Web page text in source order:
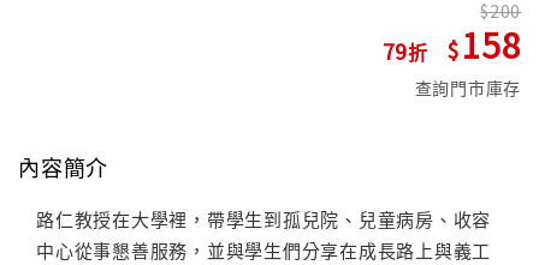
79
200
158
查詢門市庫存
內容簡介
路仁教授在大學裡，帶學生到孤兒院、兒童病房、收容
中心從事懇善服務，並與學生們分享在成長路上與義工